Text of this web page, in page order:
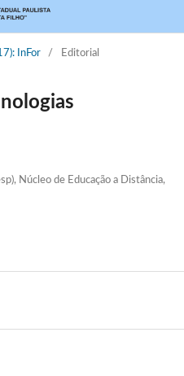
InFor / Editorial
Núcleo de Educação a Distância,